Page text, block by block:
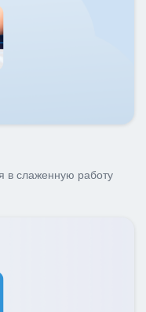
в слаженную работу